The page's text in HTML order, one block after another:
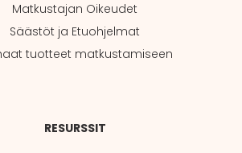
Matkustajan Oikeudet
Säästöt ja Etuohjelmat
tuotteet matkustamiseen
RESURSSIT